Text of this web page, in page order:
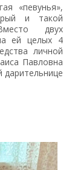
«певунья»,
и такой
двух
ей целых 4
личной
Павловна
дарительнице